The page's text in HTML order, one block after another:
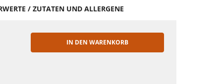
/ ZUTATEN UND ALLERGENE
IN DEN WARENKORB